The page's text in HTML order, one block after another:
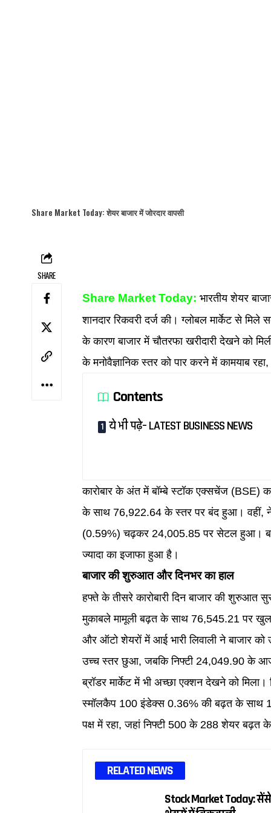
Share Market Today: शेयर बाजार में जोरदार वापसी
SHARE
Share Market Today: भारतीय शेयर
शानदार रिकवरी दर्ज की। ग्लोबल मार्केट से
के कारण बाजार में चौतरफा खरीदारी देखने को
के मनोवैज्ञानिक स्तर को पार करने में कामयाब
Contents
ये भी पढ़े– LATEST BUSINESS NEWS
कारोबार के अंत में बॉम्बे स्टॉक एक्सचेंज
के साथ 76,922.64 के स्तर पर बंद हुआ। वहीं,
(0.59%) चढ़कर 24,005.85 पर सेटल हुआ।
ज्यादा का इजाफा हुआ है।
बाजार की शुरुआत और दिनभर का हाल
हफ्ते के तीसरे कारोबारी दिन बाजार की
मुकाबले मामूली बढ़त के साथ 76,545.21 पर
और ऑटो शेयरों में आई भारी लिवाली ने बाजार
उच्च स्तर छुआ, जबकि निफ्टी 24,049.90 के
ब्रॉडर मार्केट में भी अच्छा एक्शन देखने को
स्मॉलकैप 100 इंडेक्स 0.36% की बढ़त के साथ
पक्ष में रहा, जहां निफ्टी 500 के 288 शेयर बढ़त
RELATED NEWS
Stock Market Today: